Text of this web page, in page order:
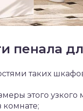
пенала
таких
этого
комнате;